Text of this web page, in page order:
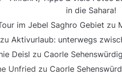
in die Sahara!
im Jebel Saghro Gebiet zu
zu Aktivurlaub: unterwegs
Deisl zu Caorle
Unfried zu Caorle